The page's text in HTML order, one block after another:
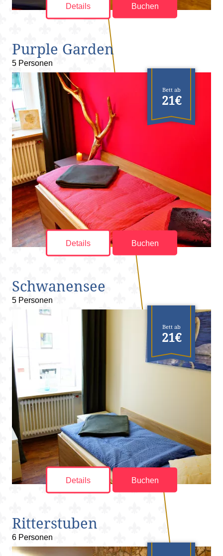
Details Buchen
Purple Garden
5 Personen
Bett ab
21€
Details Buchen
Schwanensee
5 Personen
Bett ab
21€
Details Buchen
Ritterstuben
6 Personen